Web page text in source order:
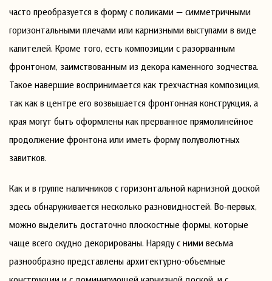
часто преобразуется в форму с поликами — симметричными
горизонтальными плечами или карнизными выступами в виде
капителей. Кроме того, есть композиции с разорванным
фронтоном, заимствованным из декора каменного зодчества.
Такое навершие воспринимается как трехчастная композиция,
так как в центре его возвышается фронтонная конструкция, а
края могут быть оформлены как прерванное прямолинейное
продолжение фронтона или иметь форму полуволютных
завитков.
Как и в группе наличников с горизонтальной карнизной доской
здесь обнаруживается несколько разновидностей. Во-первых,
можно выделить достаточно плоскостные формы, которые
чаще всего скудно декорированы. Наряду с ними весьма
разнообразно представлены архитектурно-объемные